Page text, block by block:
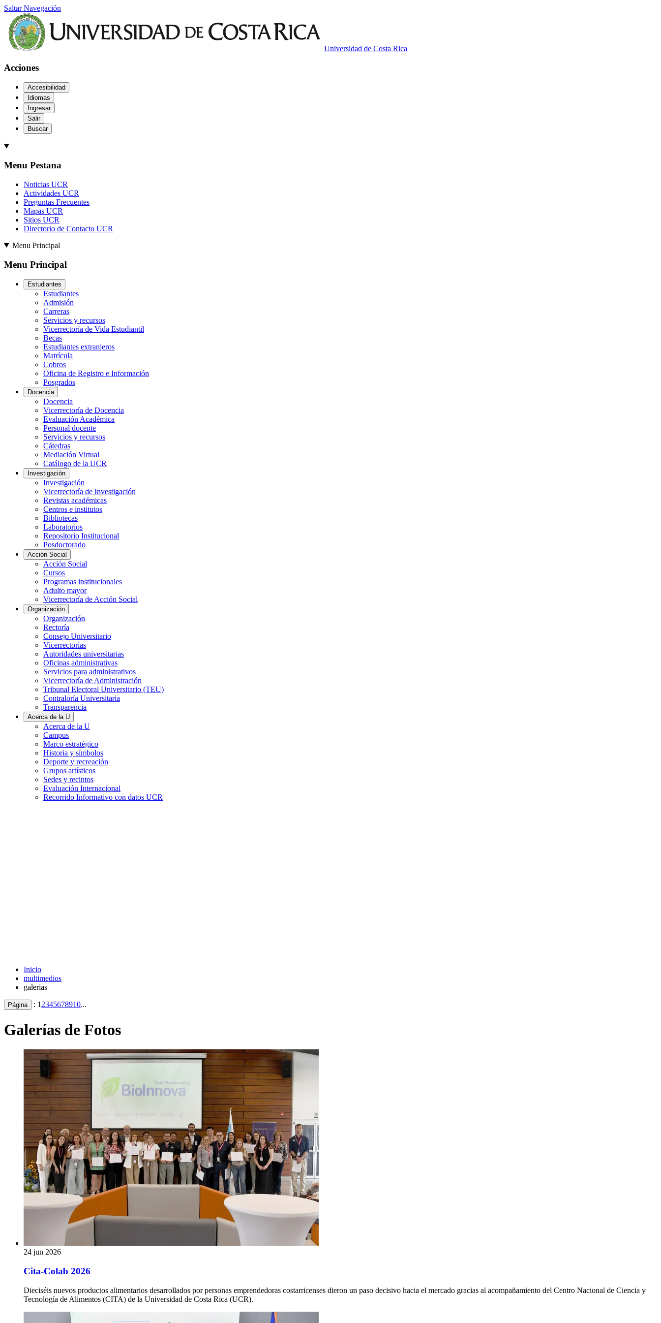
Saltar Navegación
Universidad de Costa Rica
Acciones
Accesibilidad
Idiomas
Ingresar
Salir
Buscar
Menu Pestana
Noticias UCR
Actividades UCR
Preguntas Frecuentes
Mapas UCR
Sitios UCR
Directorio de Contacto UCR
Menu Principal
Menu Principal
Estudiantes
Estudiantes
Admisión
Carreras
Servicios y recursos
Vicerrectoría de Vida Estudiantil
Becas
Estudiantes extranjeros
Matrícula
Cobros
Oficina de Registro e Información
Posgrados
Docencia
Docencia
Vicerrectoría de Docencia
Evaluación Académica
Personal docente
Servicios y recursos
Cátedras
Mediación Virtual
Catálogo de la UCR
Investigación
Investigación
Vicerrectoría de Investigación
Revistas académicas
Centros e institutos
Bibliotecas
Laboratorios
Repositorio Institucional
Posdoctorado
Acción Social
Acción Social
Cursos
Programas institucionales
Adulto mayor
Vicerrectoría de Acción Social
Organización
Organización
Rectoría
Consejo Universitario
Vicerrectorías
Autoridades universitarias
Oficinas administrativas
Servicios para administrativos
Vicerrectoría de Administración
Tribunal Electoral Universitario (TEU)
Contraloría Universitaria
Transparencia
Acerca de la U
Acerca de la U
Campus
Marco estratégico
Historia y símbolos
Deporte y recreación
Grupos artísticos
Sedes y recintos
Evaluación Internacional
Recorrido Informativo con datos UCR
Inicio
multimedios
galerias
Página : 1 2345678910...
Galerías de Fotos
24 jun 2026
Cita-Colab 2026
Dieciséis nuevos productos alimentarios desarrollados por personas emprendedoras costarricenses dieron un paso decisivo hacia el mercado gracias al acompañamiento del Centro Nacional de Ciencia y
Tecnología de Alimentos (CITA) de la Universidad de Costa Rica (UCR).